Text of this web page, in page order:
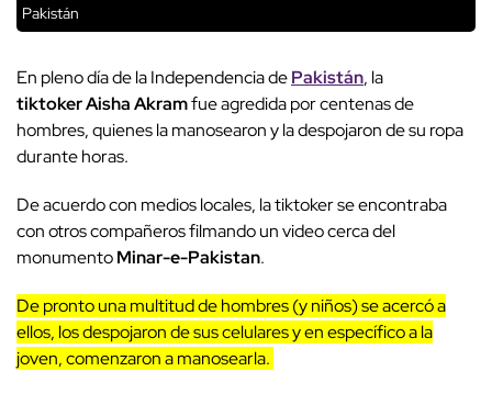
Pakistán
En pleno día de la Independencia dePakistán, la
tiktoker Aisha Akramfue agredida por centenas de
hombres, quienes la manosearon y la despojaron de su ropa
durante horas.
De acuerdo con medios locales, la tiktoker se encontraba
con otros compañeros filmando un video cerca del
monumentoMinar-e-Pakistan.
De pronto una multitud de hombres (y niños) se acercó a
ellos, los despojaron de sus celulares y en específico a la
joven, comenzaron a manosearla.